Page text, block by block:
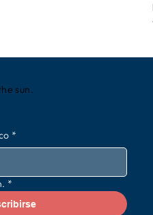
sun.
*
*